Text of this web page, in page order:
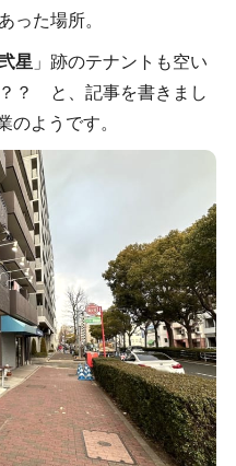
った場所。
星 」跡のテナントも空い
？ と、記事を書きまし
のようです。